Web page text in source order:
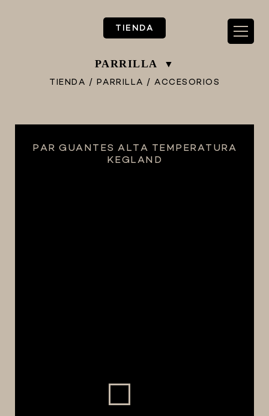
TIENDA
PARRILLA
TIENDA / PARRILLA / ACCESORIOS
**PIZZA STORE**
PAR GUANTES ALTA TEMPERATURA
KEGLAND